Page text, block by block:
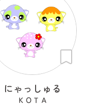
にゃっしゅる
ＫＯＴＡ